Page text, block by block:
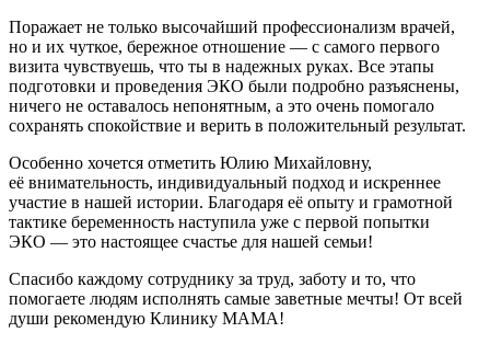
Поражает не только высочайший профессионализм врачей,
но и их чуткое, бережное отношение — с самого первого
визита чувствуешь, что ты в надежных руках. Все этапы
подготовки и проведения ЭКО были подробно разъяснены,
ничего не оставалось непонятным, а это очень помогало
сохранять спокойствие и верить в положительный результат.
Особенно хочется отметить Юлию Михайловну,
её внимательность, индивидуальный подход и искреннее
участие в нашей истории. Благодаря её опыту и грамотной
тактике беременность наступила уже с первой попытки
ЭКО — это настоящее счастье для нашей семьи!
Спасибо каждому сотруднику за труд, заботу и то, что
помогаете людям исполнять самые заветные мечты! От всей
души рекомендую Клинику МАМА!